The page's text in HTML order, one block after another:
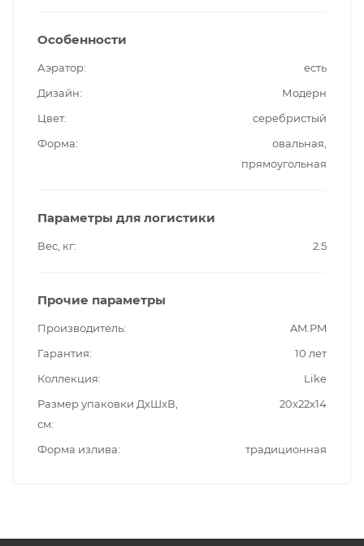
Особенности
Аэратор
есть
Дизайн
Модерн
Цвет
серебристый
Форма
овальная,
прямоугольная
Параметры для логистики
Вес, кг 2.5
Прочие параметры
Производитель
AM.PM
Гарантия
10 лет
Коллекция
Like
Размер упаковки ДxШxВ,
см
20x22x14
Форма излива традиционная